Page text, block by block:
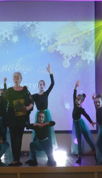
BALL
WORLD
LOVE”
princesses in exquisite
ball. It was held under
are students of
Forget-Me-Not Theater.
both special needs and
ball. 70 children of all
leading skills and the
of the winter ball was
“Solidarity”,
Art Parallel for many
children are very
themselves, so